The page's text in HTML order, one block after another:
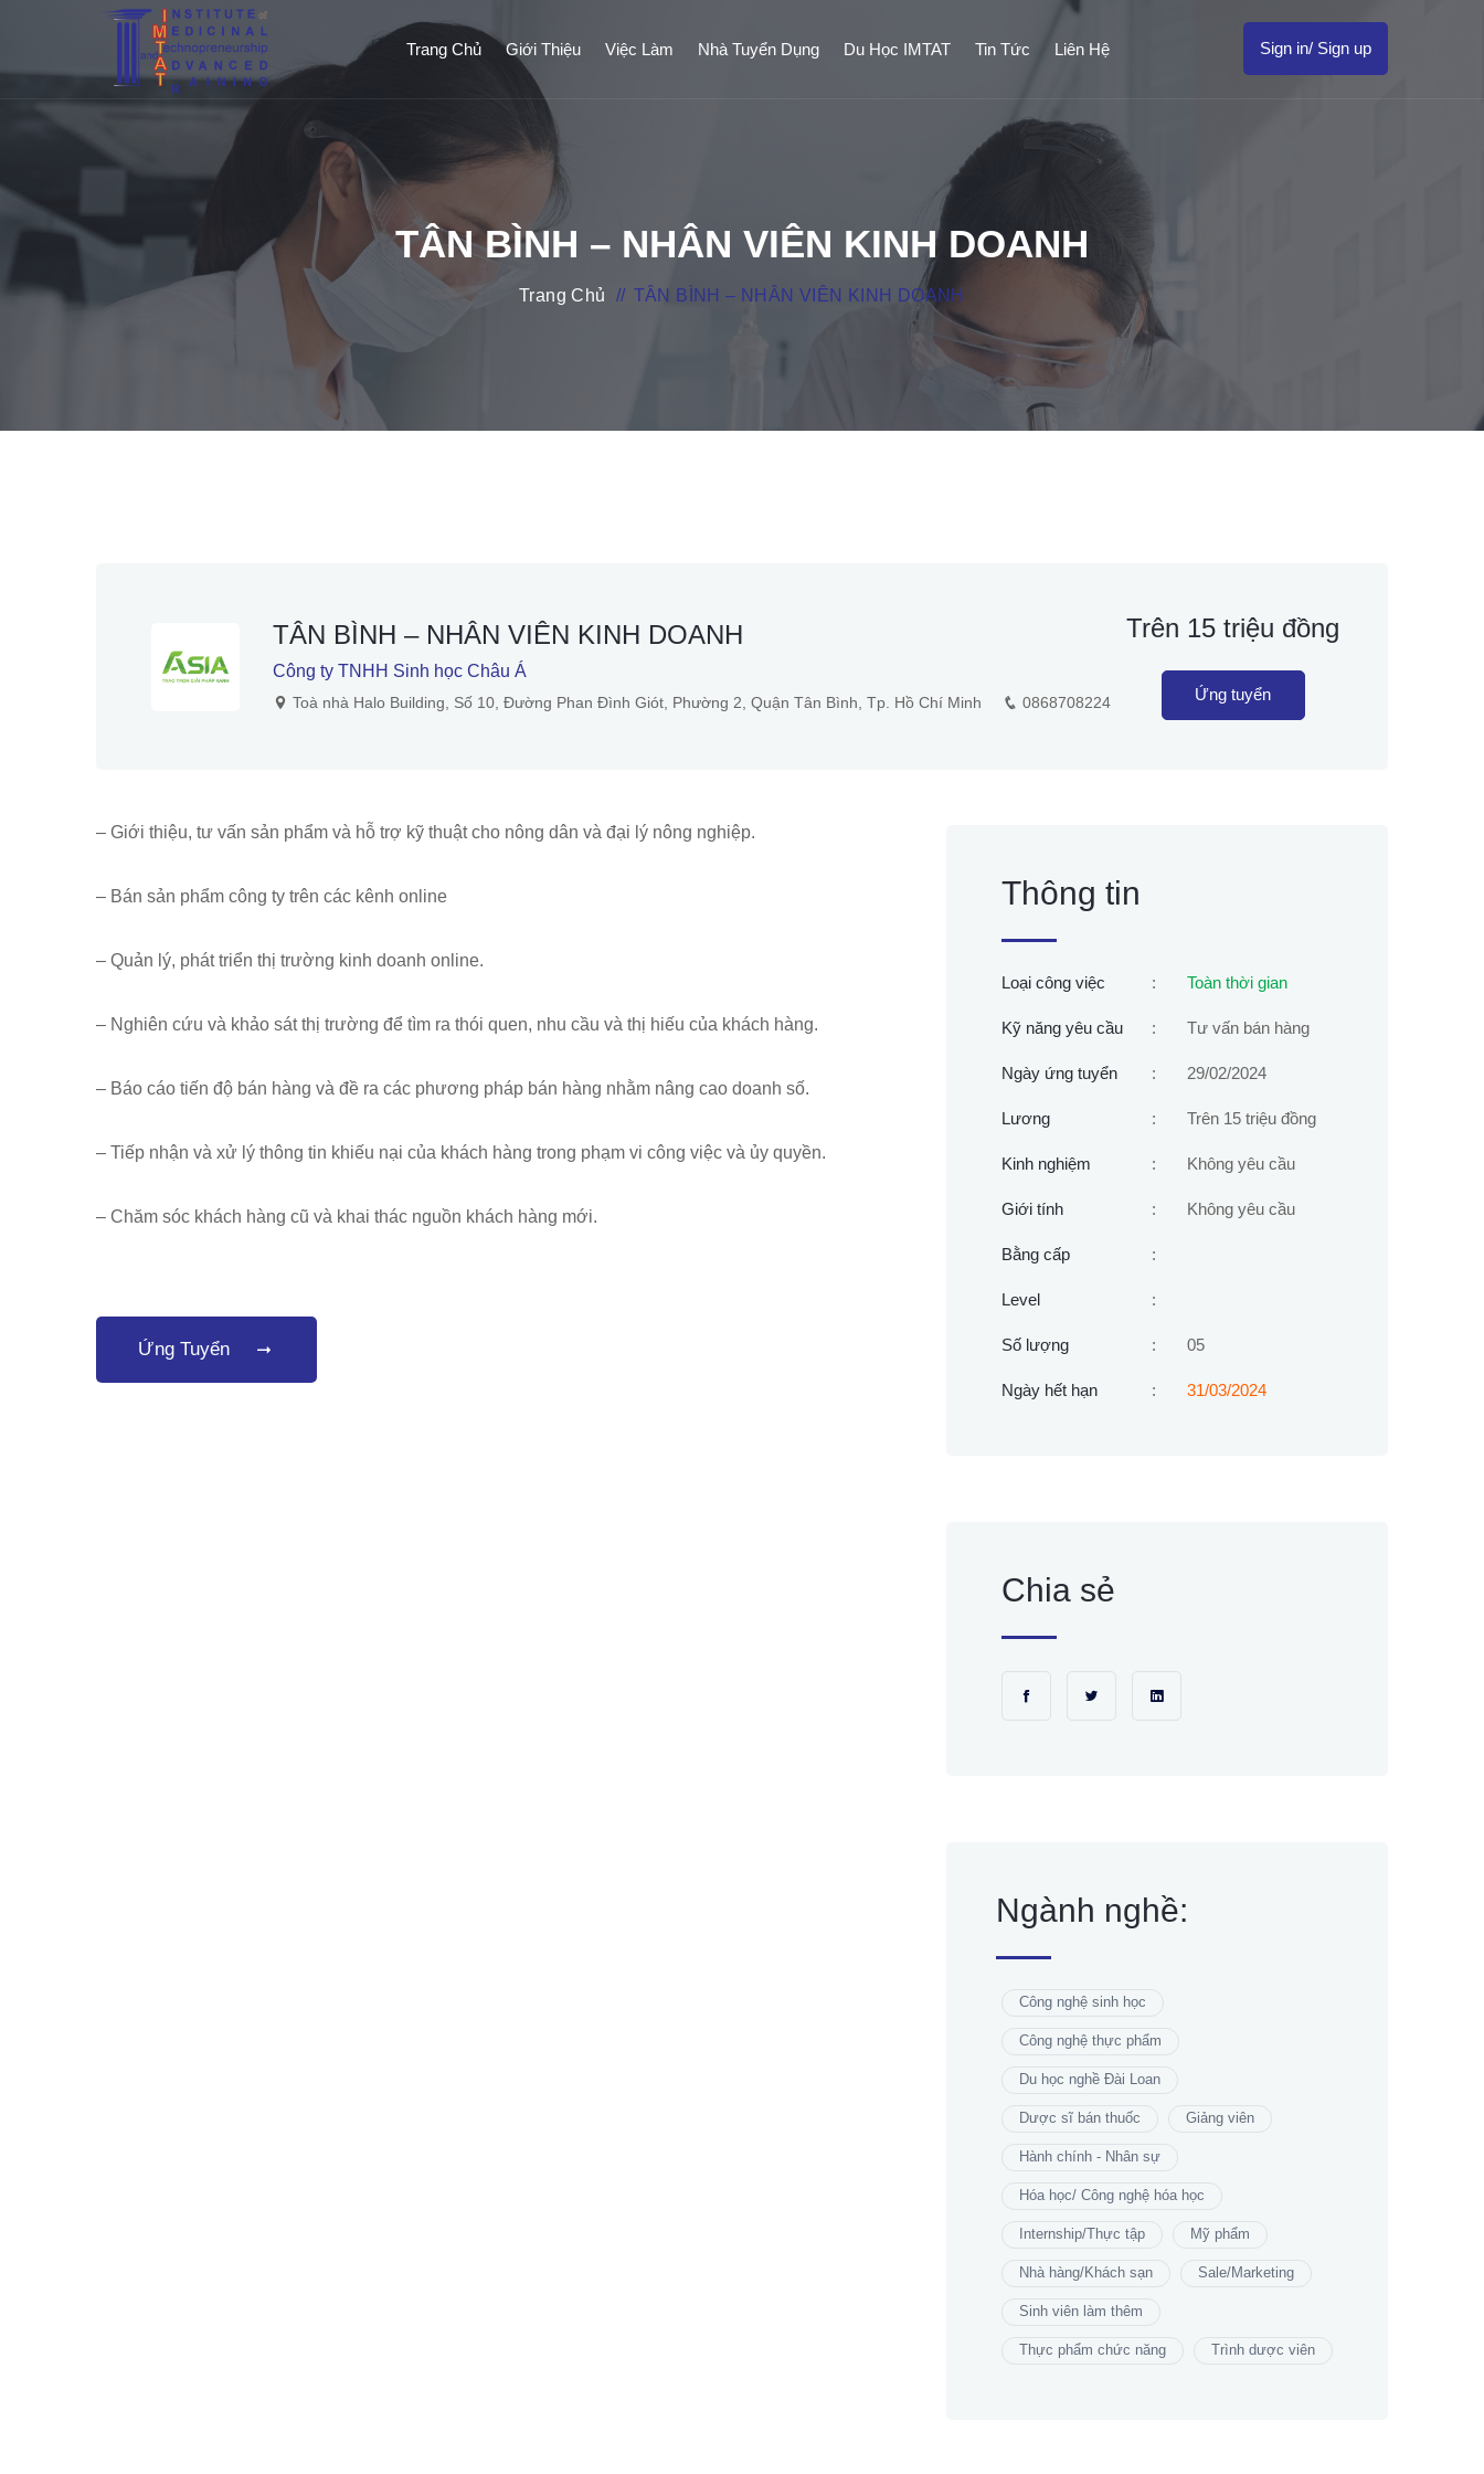
Trang Chủ Giới Thiệu Việc Làm Nhà Tuyển Dụng Du Học IMTAT Tin Tức Liên Hệ Sign in/ Sign up
TÂN BÌNH – NHÂN VIÊN KINH DOANH
Trang Chủ // TÂN BÌNH – NHÂN VIÊN KINH DOANH
TÂN BÌNH – NHÂN VIÊN KINH DOANH
Công ty TNHH Sinh học Châu Á
Toà nhà Halo Building, Số 10, Đường Phan Đình Giót, Phường 2, Quận Tân Bình, Tp. Hồ Chí Minh 0868708224
Trên 15 triệu đồng
Ứng tuyển
– Giới thiệu, tư vấn sản phẩm và hỗ trợ kỹ thuật cho nông dân và đại lý nông nghiệp.
– Bán sản phẩm công ty trên các kênh online
– Quản lý, phát triển thị trường kinh doanh online.
– Nghiên cứu và khảo sát thị trường để tìm ra thói quen, nhu cầu và thị hiếu của khách hàng.
– Báo cáo tiến độ bán hàng và đề ra các phương pháp bán hàng nhằm nâng cao doanh số.
– Tiếp nhận và xử lý thông tin khiếu nại của khách hàng trong phạm vi công việc và ủy quyền.
– Chăm sóc khách hàng cũ và khai thác nguồn khách hàng mới.
Ứng Tuyển
Thông tin
Loại công việc : Toàn thời gian
Kỹ năng yêu cầu : Tư vấn bán hàng
Ngày ứng tuyển : 29/02/2024
Lương : Trên 15 triệu đồng
Kinh nghiệm : Không yêu cầu
Giới tính : Không yêu cầu
Bằng cấp :
Level :
Số lượng : 05
Ngày hết hạn : 31/03/2024
Chia sẻ
Ngành nghề:
Công nghệ sinh học
Công nghệ thực phẩm
Du học nghề Đài Loan
Dược sĩ bán thuốc Giảng viên
Hành chính - Nhân sự
Hóa học/ Công nghệ hóa học
Internship/Thực tập Mỹ phẩm
Nhà hàng/Khách sạn Sale/Marketing
Sinh viên làm thêm
Thực phẩm chức năng Trình dược viên